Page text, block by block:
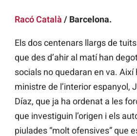
Racó Català / Barcelona.
Els dos centenars llargs de
que des d’ahir al matí han
socials no quedaran en va. Així
ministre de l’interior espanyol,
Díaz, que ja ha ordenat a les
que investiguin l’origen i els
piulades “molt ofensives” que